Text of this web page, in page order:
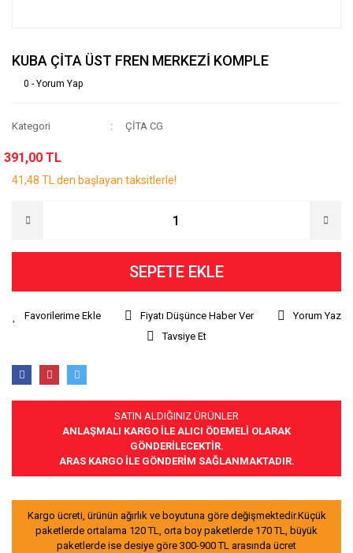
KUBA ÇİTA ÜST FREN MERKEZİ KOMPLE
0 - Yorum Yap
Kategori ÇİTA CG
391,00 TL
41,48 TL den başlayan taksitlerle!
SEPETE EKLE
Fiyatı Düşünce Haber Ver
Yorum Yaz
Tavsiye Et
SATIN ALDIĞINIZ ÜRÜNLER
ANLAŞMALI KARGO İLE ALICI ÖDEMELİ OLARAK
GÖNDERİLECEKTİR.
ARAS KARGO İLE GÖNDERİM SAĞLANMAKTADIR.
Kargo ücreti, ürünün ağırlık ve boyutuna göre değişmektedir.Küçük
paketlerde ortalama 120 TL, orta boy paketlerde 170 TL, büyük
paketlerde ise desiye göre 300-900 TL arasında ücret